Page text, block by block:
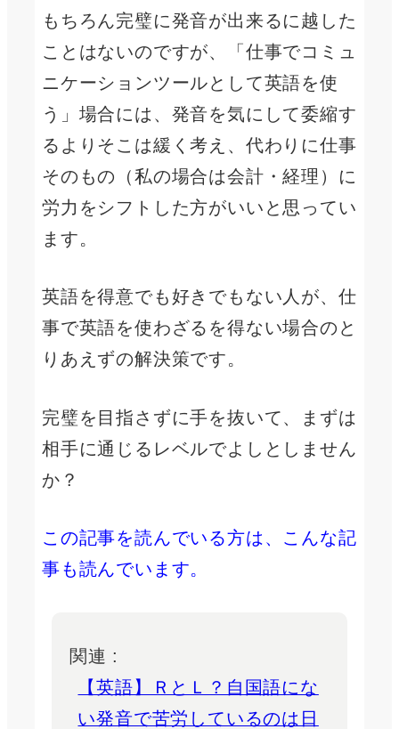
もちろん完璧に発音が出来るに越した
ことはないのですが、「仕事でコミュ
ニケーションツールとして英語を使
う」場合には、発音を気にして委縮す
るよりそこは緩く考え、代わりに仕事
そのもの（私の場合は会計・経理）に
労力をシフトした方がいいと思ってい
ます。
英語を得意でも好きでもない人が、仕
事で英語を使わざるを得ない場合のと
りあえずの解決策です。
完璧を目指さずに手を抜いて、まずは
相手に通じるレベルでよしとしません
か？
この記事を読んでいる方は、こんな記
事も読んでいます。
関連 :
【英語】ＲとＬ？自国語にな
い発音で苦労しているのは日